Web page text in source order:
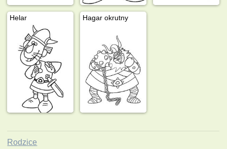
Helar Hagar okrutny
Rodzice